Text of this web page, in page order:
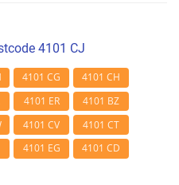
4101 CJ
4101 CG
4101 CH
4101 ER
4101 BZ
4101 CV
4101 CT
4101 EG 4101 CD